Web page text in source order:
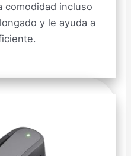
comodidad incluso
y le ayuda a